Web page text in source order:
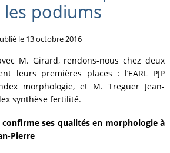
les podiums
le 13 octobre 2016
M. Girard, rendons-nous chez deux
leurs premières places : l’EARL PJP
morphologie, et M. Treguer Jean-
synthèse fertilité.
confirme ses qualités en morphologie à
Pierre